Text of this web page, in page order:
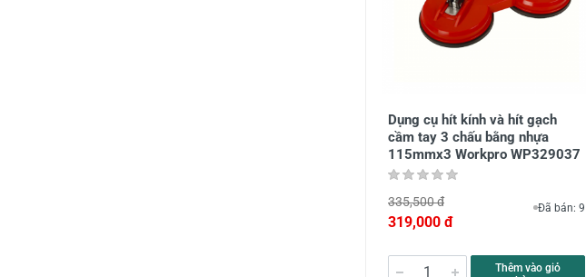
Dụng cụ hít kính và hít gạch
cầm tay 3 chấu bằng nhựa
115mmx3 Workpro WP329037
335,500 đ
319,000 đ
Đã bán: 9
Thêm vào giỏ